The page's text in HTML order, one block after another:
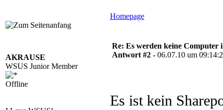
Homepage
AKRAUSE
WSUS Junior Member
Offline
Re: Es werden keine Computer
Antwort #2 - 06.07.10 um
Es ist kein